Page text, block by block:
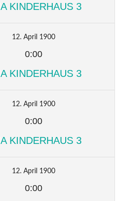
KINDERHAUS 3
12. April 1900
0:00
KINDERHAUS 3
12. April 1900
0:00
KINDERHAUS 3
12. April 1900
0:00